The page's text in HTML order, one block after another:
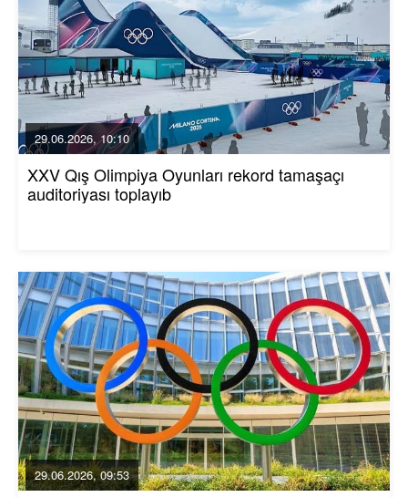
29.06.2026, 10:10
XXV Qış Olimpiya Oyunları rekord tamaşaçı
auditoriyası toplayıb
29.06.2026, 09:53